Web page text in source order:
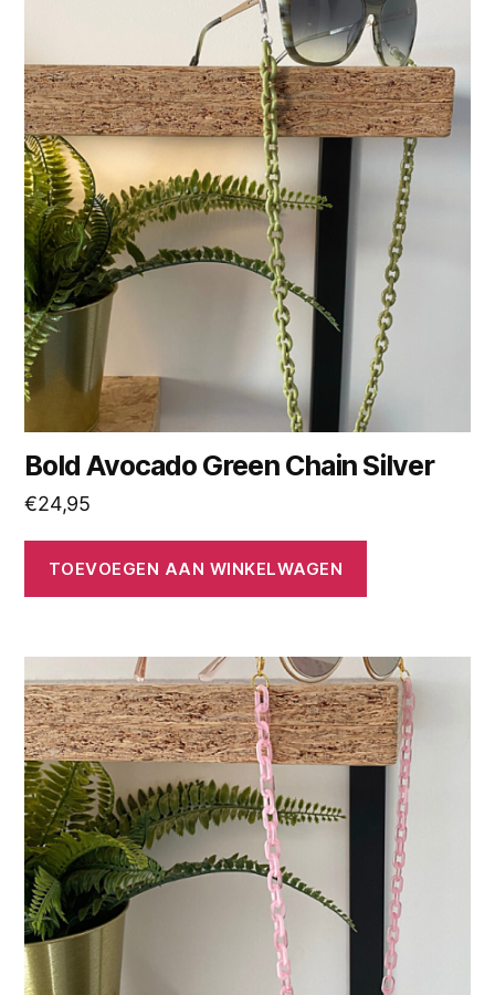
Bold Avocado Green Chain Silver
€24,95
TOEVOEGEN AAN WINKELWAGEN